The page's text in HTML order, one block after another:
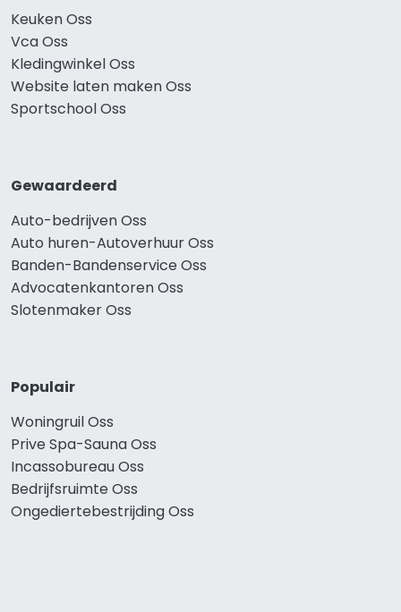
Keuken Oss
Vca Oss
Kledingwinkel Oss
Website laten maken Oss
Sportschool Oss
Gewaardeerd
Auto-bedrijven Oss
Auto huren-Autoverhuur Oss
Banden-Bandenservice Oss
Advocatenkantoren Oss
Slotenmaker Oss
Populair
Woningruil Oss
Prive Spa-Sauna Oss
Incassobureau Oss
Bedrijfsruimte Oss
Ongediertebestrijding Oss